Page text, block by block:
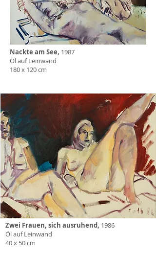
Nackte am See, 1987
Öl auf Leinwand
180 x 120 cm
Zwei Frauen, sich ausruhend, 1986
Öl auf Leinwand
40 x 50 cm